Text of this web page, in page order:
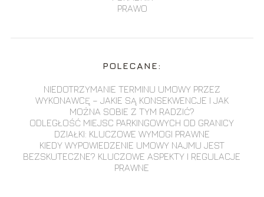
PRAWO
POLECANE:
NIEDOTRZYMANIE TERMINU UMOWY PRZEZ
WYKONAWCĘ – JAKIE SĄ KONSEKWENCJE I JAK
MOŻNA SOBIE Z TYM RADZIĆ?
ODLEGŁOŚĆ MIEJSC PARKINGOWYCH OD GRANICY
DZIAŁKI: KLUCZOWE WYMOGI PRAWNE
KIEDY WYPOWIEDZENIE UMOWY NAJMU JEST
BEZSKUTECZNE? KLUCZOWE ASPEKTY I REGULACJE
PRAWNE